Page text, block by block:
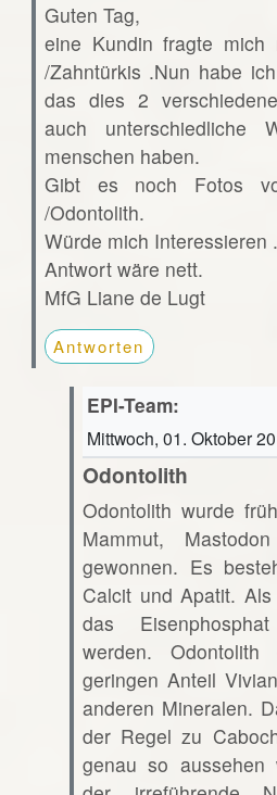
Guten Tag,
eine Kundin fragte mich
/Zahntürkis .Nun habe
das dies 2
auch unterschiedliche
menschen haben.
Gibt es noch Fotos
/Odontolith.
Würde mich Interessieren .
Antwort wäre nett.
MfG Liane de Lugt
Antworten
EPI-Team:
Mittwoch, 01. Oktober
Odontolith
Odontolith wurde
Mammut,
gewonnen. Es
Calcit und Apatit.
das
werden.
geringen Anteil
anderen Mineralen.
der Regel zu
genau so aussehen